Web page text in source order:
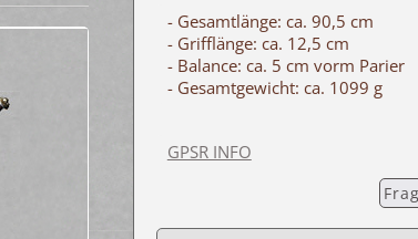
- Gesamtlänge: ca. 90,5 cm
- Grifflänge: ca. 12,5 cm
- Balance: ca. 5 cm vorm Parier
- Gesamtgewicht: ca. 1099 g
GPSR INFO